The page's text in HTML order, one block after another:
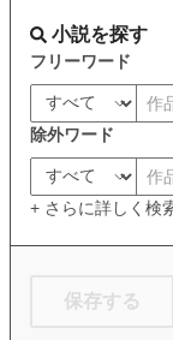
小説を探す
フリーワード
除外ワード
+ さらに詳しく検
保存する